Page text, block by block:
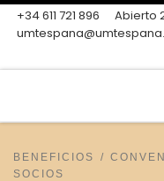
Skip to content
+34 611 721 896
Abierto
BENEFICIOS
SOCIOS